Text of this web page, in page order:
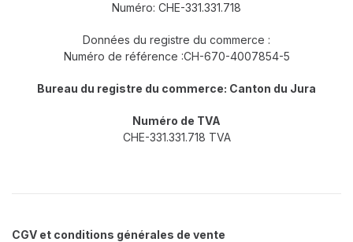
Numéro: CHE-331.331.718
Données du registre du commerce :
Numéro de référence :CH-670-4007854-5
Bureau du registre du commerce: Canton du Jura
Numéro de TVA
CHE-331.331.718 TVA
CGV et conditions générales de vente